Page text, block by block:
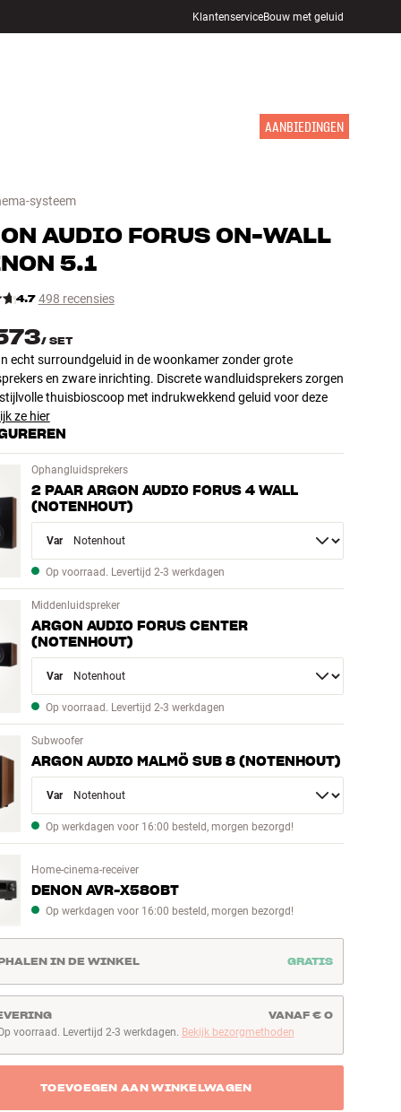
KlantenserviceBouw met geluid
AANBIEDINGEN
systeem
AUDIO FORUS ON-WALL
5.1
4.7 498 recensies
/ SET
echt surroundgeluid in de woonkamer zonder grote
en zware inrichting. Discrete wandluidsprekers zorgen
thuisbioscoop met indrukwekkend geluid voor deze
ze hier
Ophangluidsprekers
2 PAAR ARGON AUDIO FORUS 4 WALL
(NOTENHOUT)
Variant
Op voorraad. Levertijd 2-3 werkdagen
Middenluidspreker
ARGON AUDIO FORUS CENTER
(NOTENHOUT)
Variant
Op voorraad. Levertijd 2-3 werkdagen
Subwoofer
ARGON AUDIO MALMÖ SUB 8 (NOTENHOUT)
Variant
Op werkdagen voor 16:00 besteld, morgen bezorgd!
Home-cinema-receiver
DENON AVR-X580BT
Op werkdagen voor 16:00 besteld, morgen bezorgd!
IN DE WINKEL GRATIS
voorraad. Levertijd 2-3 werkdagen
voorraad. Levertijd 2-3 werkdagen. Bekijk bezorgmethoden
VANAF € 0
TOEVOEGEN AAN WINKELWAGEN